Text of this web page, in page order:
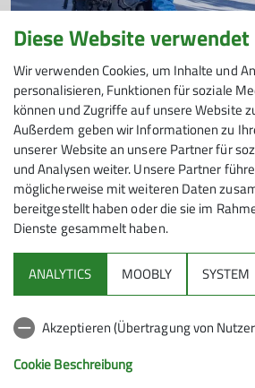
DAV Wuppertal Nordic Walking
Termine Skilanglauf
22.12.2024
Auch in diesem Jahr möchten wir
Skilanglaufen nach Winterberg. Aktuell
folgenden Termine:
mehr erfahren
Andere Themen
Achtsamkeitswandern DAV Wuppertal
Gruppen Klettergruppen News
Diese Website verwendet
Wir verwenden Cookies, um Inhalte und
personalisieren, Funktionen für soziale
können und Zugriffe auf unsere Website
Außerdem geben wir Informationen zu
unserer Website an unsere Partner für
und Analysen weiter. Unsere Partner
möglicherweise mit weiteren Daten
bereitgestellt haben oder die sie im
Dienste gesammelt haben.
ANALYTICS MOOBLY SYSTEM
Akzeptieren (Übertragung von
Cookie Beschreibung